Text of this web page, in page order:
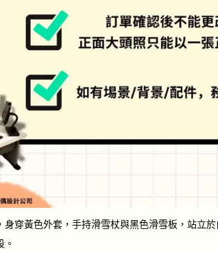
身穿黃色外套，手持滑雪杖與黑色滑雪板，站立